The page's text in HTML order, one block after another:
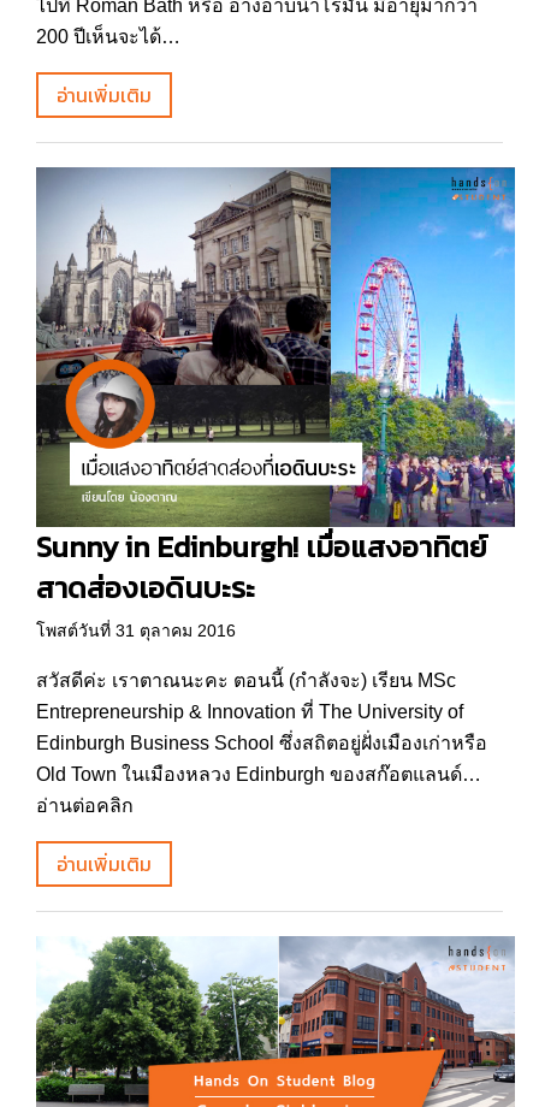
ไปที่ Roman Bath หรือ อ่างอาบน้ำโรมัน มีอายุมากว่า
200 ปีเห็นจะได้…
อ่านเพิ่มเติม
Sunny in Edinburgh! เมื่อแสงอาทิตย์
สาดส่องเอดินบะระ
โพสต์วันที่ 31 ตุลาคม 2016
สวัสดีค่ะ เราตาณนะคะ ตอนนี้ (กำลังจะ) เรียน MSc
Entrepreneurship & Innovation ที่ The University of
Edinburgh Business School ซึ่งสถิตอยู่ฝั่งเมืองเก่าหรือ
Old Town ในเมืองหลวง Edinburgh ของสก๊อตแลนด์…
อ่านต่อคลิก
อ่านเพิ่มเติม